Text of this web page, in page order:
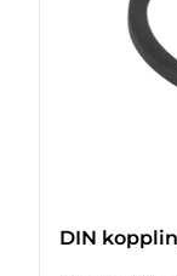
DIN